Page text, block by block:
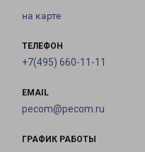
на карте
ТЕЛЕФОН
+7(495) 660-11-11
EMAIL
pecom@pecom.ru
ГРАФИК РАБОТЫ